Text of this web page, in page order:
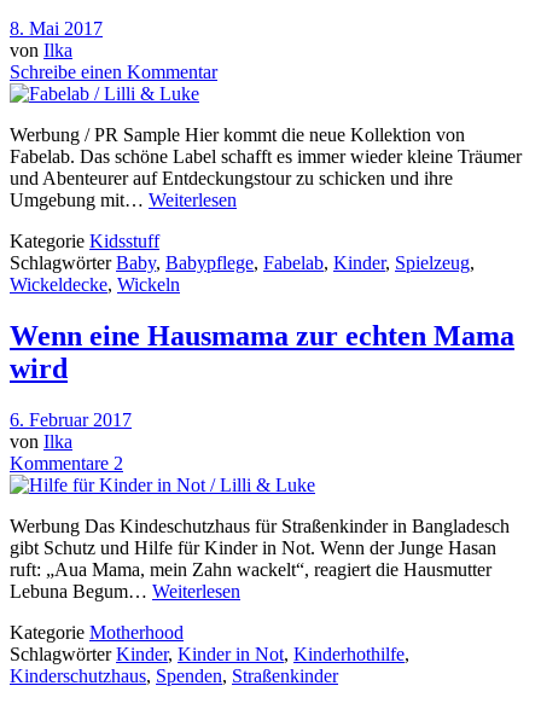
8. Mai 2017
von Ilka
Schreibe einen Kommentar
Werbung / PR Sample Hier kommt die neue Kollektion von
Fabelab. Das schöne Label schafft es immer wieder kleine Träumer
und Abenteurer auf Entdeckungstour zu schicken und ihre
Umgebung mit… Weiterlesen
Kategorie Kidsstuff
SchlagwörterBaby, Babypflege, Fabelab, Kinder, Spielzeug,
Wickeldecke, Wickeln
Wenn eine Hausmama zur echten Mama
wird
6. Februar 2017
von Ilka
Kommentare 2
Werbung Das Kindeschutzhaus für Straßenkinder in Bangladesch
gibt Schutz und Hilfe für Kinder in Not. Wenn der Junge Hasan
ruft: „Aua Mama, mein Zahn wackelt“, reagiert die Hausmutter
Lebuna Begum… Weiterlesen
Kategorie Motherhood
SchlagwörterKinder, Kinder in Not, Kinderhothilfe,
Kinderschutzhaus, Spenden, Straßenkinder